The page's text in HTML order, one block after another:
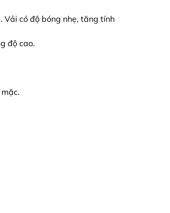
Vải có độ bóng nhẹ, tăng tính
độ cao.